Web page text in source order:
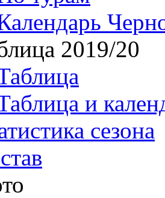
2019/20
и
сезона